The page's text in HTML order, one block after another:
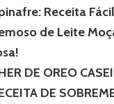
Receita
de Leite
DE OREO
DE